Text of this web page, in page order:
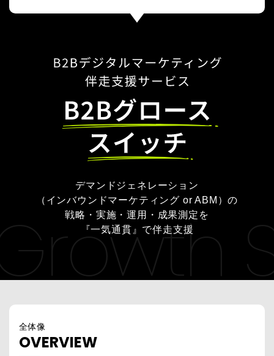
デマンドジェネレーション
（インバウンドマーケティング or ABM）の
戦略・実施・運用・成果測定を
『一気通貫』で伴走支援
OVERVIEW
全体像